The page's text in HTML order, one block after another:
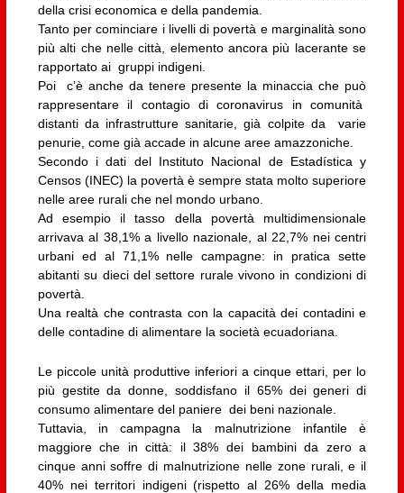
della crisi economica e della pandemia.
Tanto per cominciare i livelli di povertà e marginalità sono
più alti che nelle città, elemento ancora più lacerante se
rapportato ai gruppi indigeni.
Poi c’è anche da tenere presente la minaccia che può
rappresentare il contagio di coronavirus in comunità
distanti da infrastrutture sanitarie, già colpite da varie
penurie, come già accade in alcune aree amazzoniche.
Secondo i dati del Instituto Nacional de Estadística y
Censos (INEC) la povertà è sempre stata molto superiore
nelle aree rurali che nel mondo urbano.
Ad esempio il tasso della povertà multidimensionale
arrivava al 38,1% a livello nazionale, al 22,7% nei centri
urbani ed al 71,1% nelle campagne: in pratica sette
abitanti su dieci del settore rurale vivono in condizioni di
povertà.
Una realtà che contrasta con la capacità dei contadini e
delle contadine di alimentare la società ecuadoriana.
Le piccole unità produttive inferiori a cinque ettari, per lo
più gestite da donne, soddisfano il 65% dei generi di
consumo alimentare del paniere dei beni nazionale.
Tuttavia, in campagna la malnutrizione infantile è
maggiore che in città: il 38% dei bambini da zero a
cinque anni soffre di malnutrizione nelle zone rurali, e il
40% nei territori indigeni (rispetto al 26% della media